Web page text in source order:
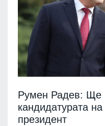
Румен Радев: Ще
кандидатурата
президент